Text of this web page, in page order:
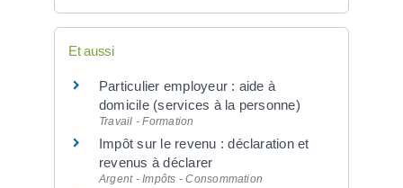
Et aussi
Particulier employeur : aide à
domicile (services à la personne)
Travail - Formation
Impôt sur le revenu : déclaration et
revenus à déclarer
Argent - Impôts - Consommation